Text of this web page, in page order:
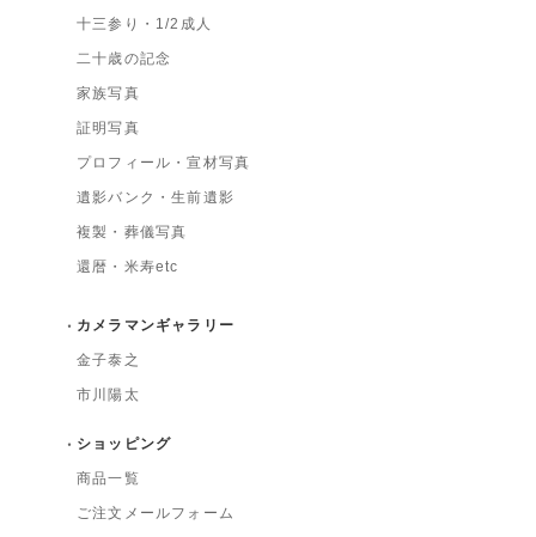
十三参り・1/2成人
二十歳の記念
家族写真
証明写真
プロフィール・宣材写真
遺影バンク・生前遺影
複製・葬儀写真
還暦・米寿etc
カメラマンギャラリー
金子泰之
市川陽太
ショッピング
商品一覧
ご注文メールフォーム